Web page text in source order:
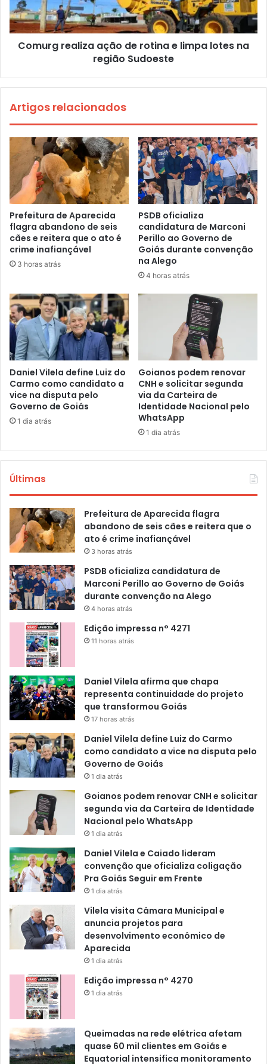
Comurg realiza ação de rotina e limpa lotes na
região Sudoeste
Artigos relacionados
Prefeitura de Aparecida
flagra abandono de seis
cães e reitera que o ato é
crime inafiançável
3 horas atrás
PSDB oficializa
candidatura de Marconi
Perillo ao Governo de
Goiás durante convenção
na Alego
4 horas atrás
Daniel Vilela define Luiz do
Carmo como candidato a
vice na disputa pelo
Governo de Goiás
1 dia atrás
Goianos podem renovar
CNH e solicitar segunda
via da Carteira de
Identidade Nacional pelo
WhatsApp
1 dia atrás
Últimas
Prefeitura de Aparecida flagra
abandono de seis cães e reitera que o
ato é crime inafiançável
3 horas atrás
PSDB oficializa candidatura de
Marconi Perillo ao Governo de Goiás
durante convenção na Alego
4 horas atrás
Edição impressa n° 4271
11 horas atrás
Daniel Vilela afirma que chapa
representa continuidade do projeto
que transformou Goiás
17 horas atrás
Daniel Vilela define Luiz do Carmo
como candidato a vice na disputa pelo
Governo de Goiás
1 dia atrás
Goianos podem renovar CNH e solicitar
segunda via da Carteira de Identidade
Nacional pelo WhatsApp
1 dia atrás
Daniel Vilela e Caiado lideram
convenção que oficializa coligação
Pra Goiás Seguir em Frente
1 dia atrás
Vilela visita Câmara Municipal e
anuncia projetos para
desenvolvimento econômico de
Aparecida
1 dia atrás
Edição impressa n° 4270
1 dia atrás
Queimadas na rede elétrica afetam
quase 60 mil clientes em Goiás e
Equatorial intensifica monitoramento